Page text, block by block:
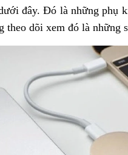
đây. Đó là những phụ
theo dõi xem đó là những